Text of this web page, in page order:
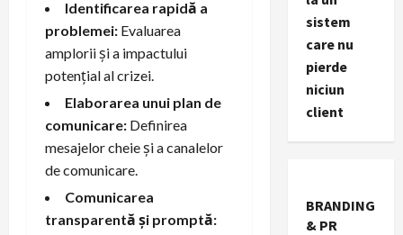
Identificarea rapidă a
problemei: Evaluarea
amplorii și a impactului
potențial al crizei.
Elaborarea unui plan de
comunicare: Definirea
mesajelor cheie și a canalelor
de comunicare.
Comunicarea
transparentă și promptă:
sistem
care nu
pierde
niciun
client
BRANDING
& PR